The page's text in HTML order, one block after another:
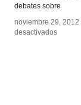
debates sobre
noviembre 29, 2012
desactivadosen
noviembre 29, 2012
desactivadosen